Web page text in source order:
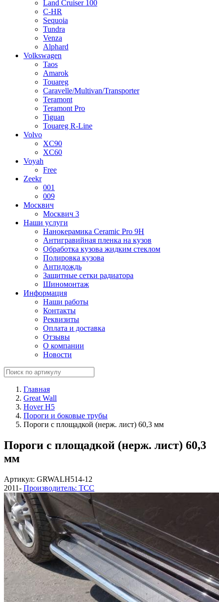
Land Cruiser 100
C-HR
Sequoia
Tundra
Venza
Alphard
Volkswagen
Taos
Amarok
Touareg
Caravelle/Multivan/Transporter
Teramont
Teramont Pro
Tiguan
Touareg R-Line
Volvo
XC90
XC60
Voyah
Free
Zeekr
001
009
Москвич
Москвич 3
Наши услуги
Нанокерамика Ceramic Pro 9H
Антигравийная пленка на кузов
Обработка кузова жидким стеклом
Полировка кузова
Антидождь
Защитные сетки радиатора
Шиномонтаж
Информация
Наши работы
Контакты
Реквизиты
Оплата и доставка
Отзывы
О компании
Новости
Главная
Great Wall
Hover H5
Пороги и боковые трубы
Пороги с площадкой (нерж. лист) 60,3 мм
Пороги с площадкой (нерж. лист) 60,3
мм
Артикул: GRWALH514-12
2011- Производитель: ТСС